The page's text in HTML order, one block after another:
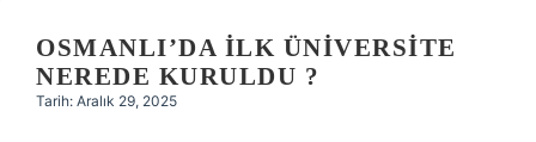
Hakkımızda
OSMANLI’DA ILK ÜNIVERSITE
NEREDE KURULDU ?
Tarih: Aralık 29, 2025